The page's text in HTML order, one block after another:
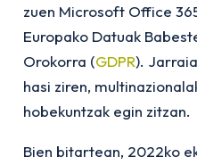
zuen Microsoft Office
Europako Datuak
Orokorra (GDPR).
hasi ziren,
hobekuntzak egin zitzan.
Bien bitartean, 2022ko